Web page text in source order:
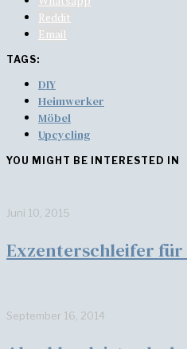
Reddit
Email
TAGS:
DIY
Heimwerker
Möbel
Upcycling
YOU MIGHT BE INTERESTED IN
Juni 10, 2015
Exzenterschleifer
September 16, 2014